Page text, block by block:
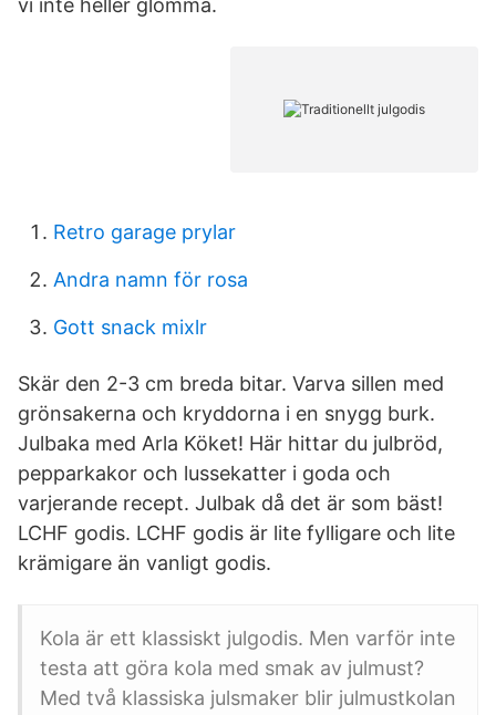
vi inte heller glömma.
Retro garage prylar
Andra namn för rosa
Gott snack mixlr
Skär den 2-3 cm breda bitar. Varva sillen med
grönsakerna och kryddorna i en snygg burk.
Julbaka med Arla Köket! Här hittar du julbröd,
pepparkakor och lussekatter i goda och
varjerande recept. Julbak då det är som bäst!
LCHF godis. LCHF godis är lite fylligare och lite
krämigare än vanligt godis.
Kola är ett klassiskt julgodis. Men varför inte
testa att göra kola med smak av julmust?
Med två klassiska julsmaker blir julmustkolan